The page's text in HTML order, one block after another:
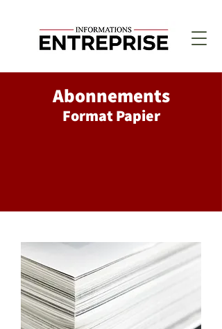
Abonnements
Format Papier